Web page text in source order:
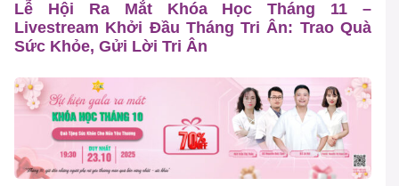
Lễ Hội Ra Mắt Khóa Học Tháng 11 –
Livestream Khởi Đầu Tháng Tri Ân: Trao Quà
Sức Khỏe, Gửi Lời Tri Ân